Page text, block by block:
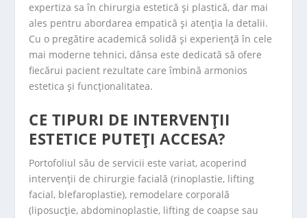
expertiza sa în chirurgia estetică și plastică, dar mai
ales pentru abordarea empatică și atenția la detalii.
Cu o pregătire academică solidă și experiență în cele
mai moderne tehnici, dânsa este dedicată să ofere
fiecărui pacient rezultate care îmbină armonios
estetica și funcționalitatea.
CE TIPURI DE INTERVENȚII
ESTETICE PUTEȚI ACCESA?
Portofoliul său de servicii este variat, acoperind
intervenții de chirurgie facială (rinoplastie, lifting
facial, blefaroplastie), remodelare corporală
(liposucție, abdominoplastie, lifting de coapse sau